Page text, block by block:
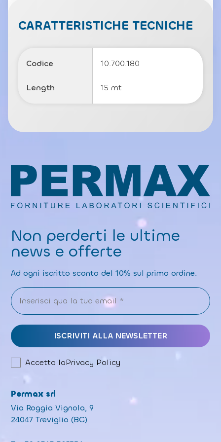
c
y
li
CARATTERISTICHE TECNICHE
Codice 10.700.180
Length 15 mt
Non perderti le ultime
news e offerte
Ad ogni iscritto sconto del 10% sul primo ordine.
Accetto laPrivacy Policy
Permax srl
Via Roggia Vignola, 9
24047 Treviglio (BG)